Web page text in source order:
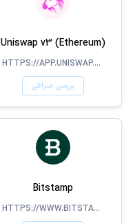
Uniswap v3 (Ethereum)
HTTPS://APP.UNISWAP.ORG/#/SWAP
بررسی صرافی
Bitstamp
HTTPS://WWW.BITSTAMP.NET